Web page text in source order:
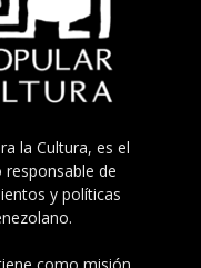
la Cultura, es el
de
y políticas
como misión